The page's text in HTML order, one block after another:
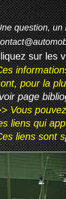
question, un
sur les
pour la
page
Vous
liens qui
liens sont